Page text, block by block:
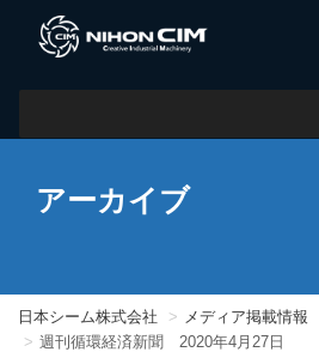
アーカイブ
日本シーム株式会社
メディア掲載情報
週刊循環経済新聞 2020年4月27日